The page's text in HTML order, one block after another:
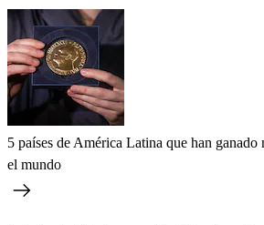
5 países de América Latina que han
el mundo